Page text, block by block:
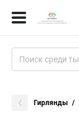
Гирлянды